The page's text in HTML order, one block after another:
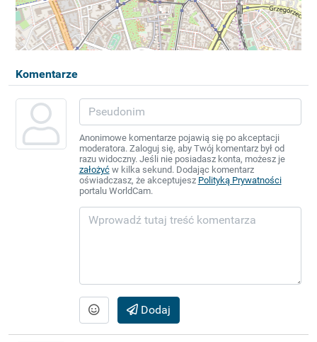
Komentarze
Anonimowe komentarze pojawią się po akceptacji
moderatora. Zaloguj się, aby Twój komentarz był od
razu widoczny. Jeśli nie posiadasz konta, możesz je
założyćw kilka sekund. Dodając komentarz
oświadczasz, że akceptujesz Polityką Prywatności
portalu WorldCam.
Dodaj